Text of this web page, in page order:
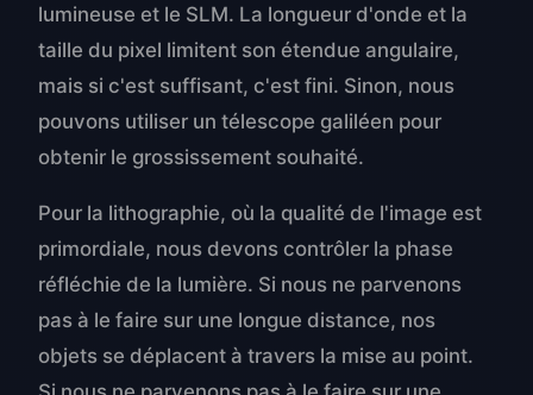
lumineuse et le SLM. La longueur d'onde et la
taille du pixel limitent son étendue angulaire,
mais si c'est suffisant, c'est fini. Sinon, nous
pouvons utiliser un télescope galiléen pour
obtenir le grossissement souhaité.
Pour la lithographie, où la qualité de l'image est
primordiale, nous devons contrôler la phase
réfléchie de la lumière. Si nous ne parvenons
pas à le faire sur une longue distance, nos
objets se déplacent à travers la mise au point.